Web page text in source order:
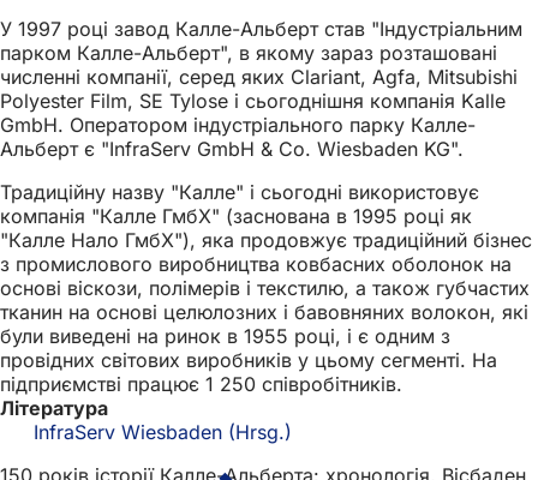
У 1997 році завод Калле-Альберт став "Індустріальним
парком Калле-Альберт", в якому зараз розташовані
численні компанії, серед яких Clariant, Agfa, Mitsubishi
Polyester Film, SE Tylose і сьогоднішня компанія Kalle
GmbH. Оператором індустріального парку Калле-
Альберт є "InfraServ GmbH & Co. Wiesbaden KG".
Традиційну назву "Калле" і сьогодні використовує
компанія "Калле ГмбХ" (заснована в 1995 році як
"Калле Нало ГмбХ"), яка продовжує традиційний бізнес
з промислового виробництва ковбасних оболонок на
основі віскози, полімерів і текстилю, а також губчастих
тканин на основі целюлозних і бавовняних волокон, які
були виведені на ринок в 1955 році, і є одним з
провідних світових виробників у цьому сегменті. На
підприємстві працює 1 250 співробітників.
Література
InfraServ Wiesbaden (Hrsg.)